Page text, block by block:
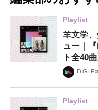
Playlist
羊文学
ュー｜
ト全40
DIGLE
Playlist